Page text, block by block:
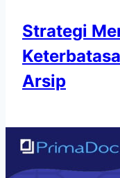
Strategi
Arsip